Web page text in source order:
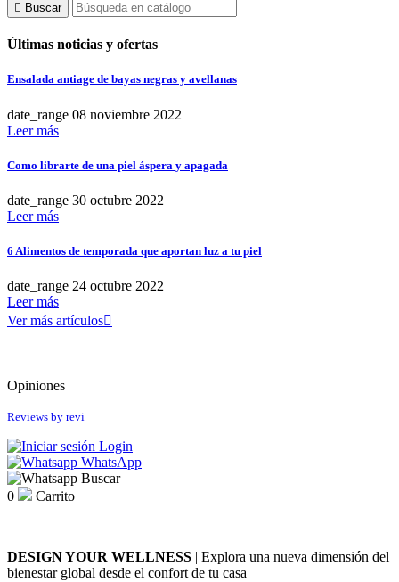
 Buscar
Últimas noticias y ofertas
Ensalada antiage de bayas negras y avellanas
date_range 08 noviembre 2022
Leer más
Como librarte de una piel áspera y apagada
date_range 30 octubre 2022
Leer más
6 Alimentos de temporada que aportan luz a tu piel
date_range 24 octubre 2022
Leer más
Ver más artículos
Opiniones
Reviews by revi
Login
WhatsApp
Buscar
0
Carrito
DESIGN YOUR WELLNESS | Explora una nueva dimensión del
bienestar global desde el confort de tu casa